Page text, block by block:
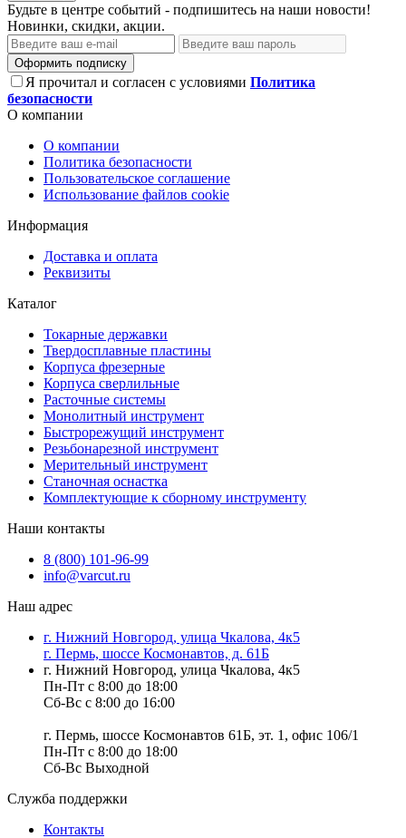
Будьте в центре событий - подпишитесь на наши новости!
Новинки, скидки, акции.
Оформить подписку
Я прочитал и согласен с условиями Политика
безопасности
О компании
О компании
Политика безопасности
Пользовательское соглашение
Использование файлов cookie
Информация
Доставка и оплата
Реквизиты
Каталог
Токарные державки
Твердосплавные пластины
Корпуса фрезерные
Корпуса сверлильные
Расточные системы
Монолитный инструмент
Быстрорежущий инструмент
Резьбонарезной инструмент
Мерительный инструмент
Станочная оснастка
Комплектующие к сборному инструменту
Наши контакты
8 (800) 101-96-99
info@varcut.ru
Наш адрес
г. Нижний Новгород, улица Чкалова, 4к5
г. Пермь, шоссе Космонавтов, д. 61Б
г. Нижний Новгород, улица Чкалова, 4к5
Пн-Пт с 8:00 до 18:00
Сб-Вс с 8:00 до 16:00
г. Пермь, шоссе Космонавтов 61Б, эт. 1, офис 106/1
Пн-Пт с 8:00 до 18:00
Сб-Вс Выходной
Служба поддержки
Контакты